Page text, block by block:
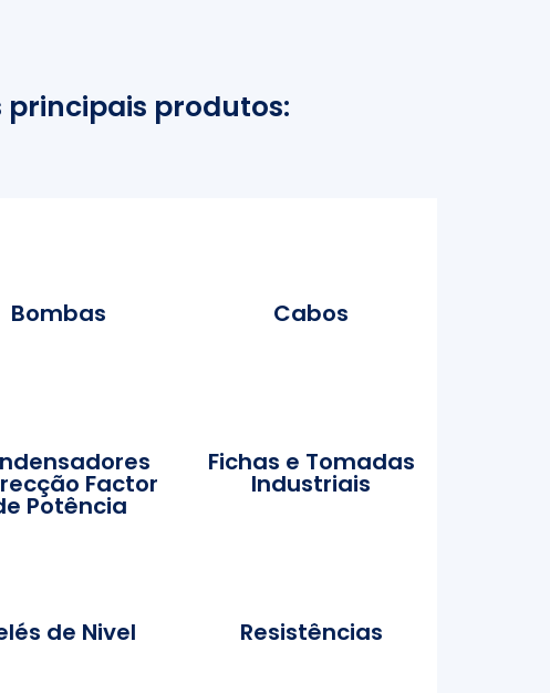
principais produtos:
Bombas Cabos
Factor
Potência
Fichas e Tomadas
Industriais
de Nivel Resistências